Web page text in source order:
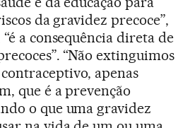
da gravidez precoce”,
a consequência direta de
“Não extinguimos
apenas
que é a prevenção
o que uma gravidez